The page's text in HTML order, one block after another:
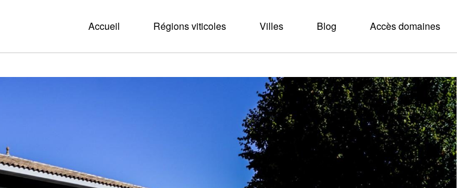
Accueil Régions viticoles Villes Blog Accès domaines